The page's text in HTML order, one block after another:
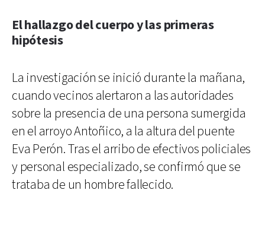
El hallazgo del cuerpo y las primeras
hipótesis
La investigación se inició durante la mañana,
cuando vecinos alertaron a las autoridades
sobre la presencia de una persona sumergida
en el arroyo Antoñico, a la altura del puente
Eva Perón. Tras el arribo de efectivos policiales
y personal especializado, se confirmó que se
trataba de un hombre fallecido.